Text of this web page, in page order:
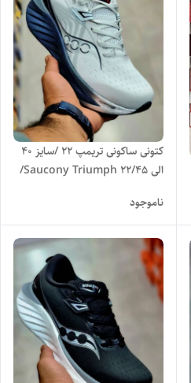
کتونی ساکونی تریمپ 22 /سایز 40
الی 45/Saucony Triumph 22/
ناموجود